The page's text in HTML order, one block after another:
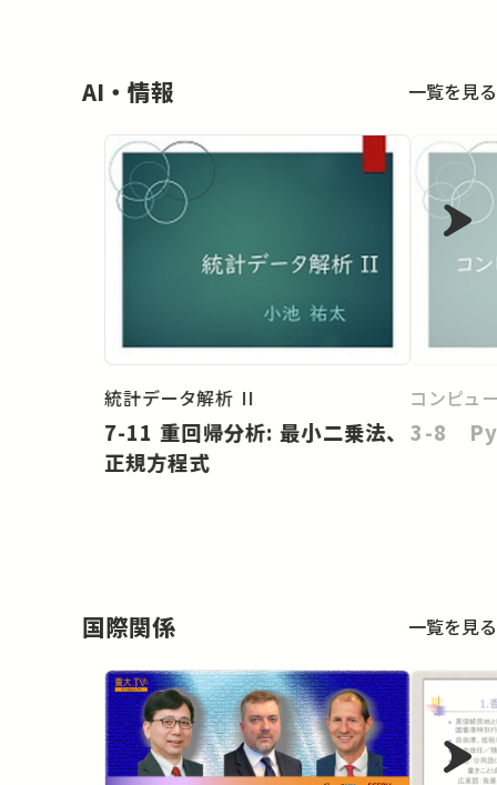
AI・情報 一覧を見る
統計データ解析 II
7-11 重回帰分析: 最小二乗法、
正規方程式
コンピュ
3-8
国際関係 一覧を見る